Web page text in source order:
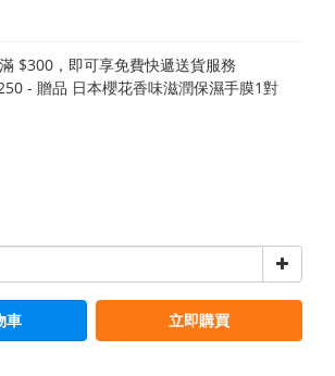
$300，即可享免費快遞送貨服務
- 贈品 日本櫻花香味滋潤保濕手膜1對
車 立即購買